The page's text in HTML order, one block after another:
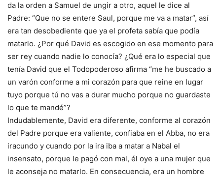
da la orden a Samuel de ungir a otro, aquel le dice al
Padre: “Que no se entere Saul, porque me va a matar”, así
era tan desobediente que ya el profeta sabía que podía
matarlo. ¿Por qué David es escogido en ese momento para
ser rey cuando nadie lo conocía? ¿Qué era lo especial que
tenía David que el Todopoderoso afirma “me he buscado a
un varón conforme a mi corazón para que reine en lugar
tuyo porque tú no vas a durar mucho porque no guardaste
lo que te mandé”?
Indudablemente, David era diferente, conforme al corazón
del Padre porque era valiente, confiaba en el Abba, no era
iracundo y cuando por la ira iba a matar a Nabal el
insensato, porque le pagó con mal, él oye a una mujer que
le aconseja no matarlo. En consecuencia, era un hombre